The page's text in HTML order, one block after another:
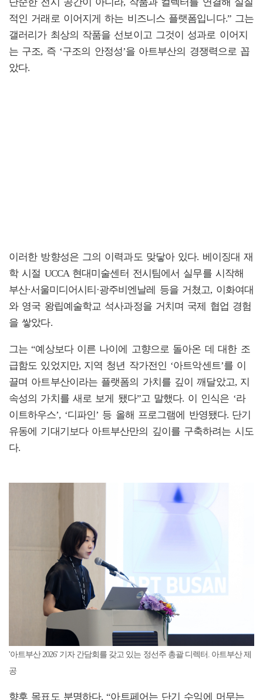
적인 거래로 이어지게 하는 비즈니스 플랫폼입니다.” 그는
갤러리가 최상의 작품을 선보이고 그것이 성과로 이어지
는 구조, 즉 ‘구조의 안정성’을 아트부산의 경쟁력으로 꼽
았다.
이러한 방향성은 그의 이력과도 맞닿아 있다. 베이징대 재
학 시절 UCCA 현대미술센터 전시팀에서 실무를 시작해
부산·서울미디어시티·광주비엔날레 등을 거쳤고, 이화여대
와 영국 왕립예술학교 석사과정을 거치며 국제 협업 경험
을 쌓았다.
그는 “예상보다 이른 나이에 고향으로 돌아온 데 대한 조
급함도 있었지만, 지역 청년 작가전인 ‘아트악센트’를 이
끌며 아트부산이라는 플랫폼의 가치를 깊이 깨달았고, 지
속성의 가치를 새로 보게 됐다”고 말했다. 이 인식은 ‘라
이트하우스’, ‘디파인’ 등 올해 프로그램에 반영됐다. 단기
유동에 기대기보다 아트부산만의 깊이를 구축하려는 시도
다.
'아트부산 2026' 기자 간담회를 갖고 있는 정선주 총괄 디렉터. 아트부산 제
공
향후 목표도 분명하다. “아트페어는 단기 수익에 머무는